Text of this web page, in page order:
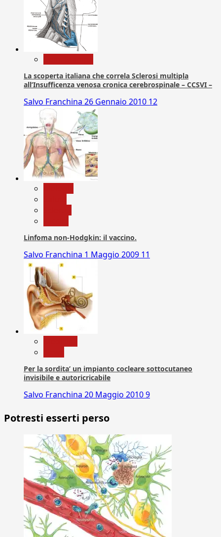
La scoperta italiana che correla Sclerosi multipla
all’Insufficenza venosa cronica cerebrospinale – CCSVI –
Salvo Franchina 26 Gennaio 2010 12
Linfoma non-Hodgkin: il vaccino.
Salvo Franchina 1 Maggio 2009 11
Per la sordita’ un impianto cocleare sottocutaneo
invisibile e autoricricabile
Salvo Franchina 20 Maggio 20109
Potresti esserti perso